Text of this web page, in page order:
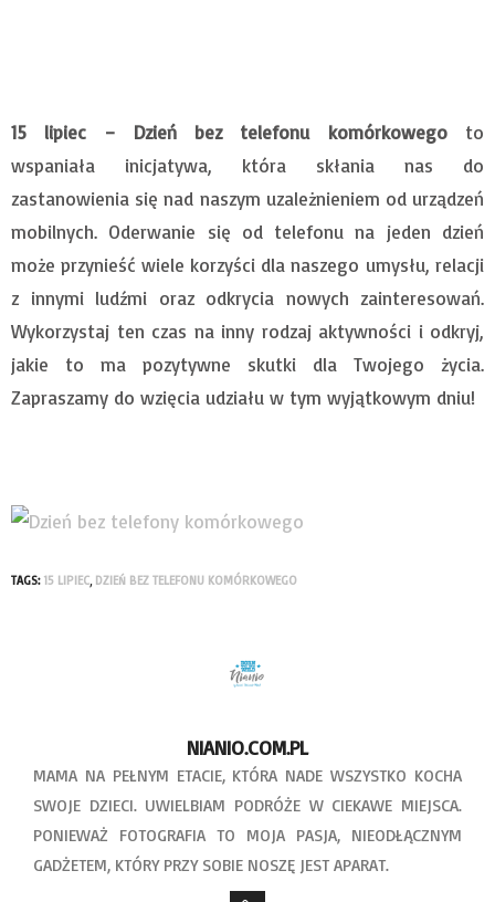
15 lipiec – Dzień bez telefonu komórkowegoto
wspaniała inicjatywa, która skłania nas do
zastanowienia się nad naszym uzależnieniem od urządzeń
mobilnych. Oderwanie się od telefonu na jeden dzień
może przynieść wiele korzyści dla naszego umysłu, relacji
z innymi ludźmi oraz odkrycia nowych zainteresowań.
Wykorzystaj ten czas na inny rodzaj aktywności i odkryj,
jakie to ma pozytywne skutki dla Twojego życia.
Zapraszamy do wzięcia udziału w tym wyjątkowym dniu!
TAGS: 15 LIPIEC DZIEŃ BEZ TELEFONU KOMÓRKOWEGO
NIANIO.COM.PL
MAMA NA PEŁNYM ETACIE, KTÓRA NADE WSZYSTKO KOCHA
SWOJE DZIECI. UWIELBIAM PODRÓŻE W CIEKAWE MIEJSCA.
PONIEWAŻ FOTOGRAFIA TO MOJA PASJA, NIEODŁĄCZNYM
GADŻETEM, KTÓRY PRZY SOBIE NOSZĘ JEST APARAT.